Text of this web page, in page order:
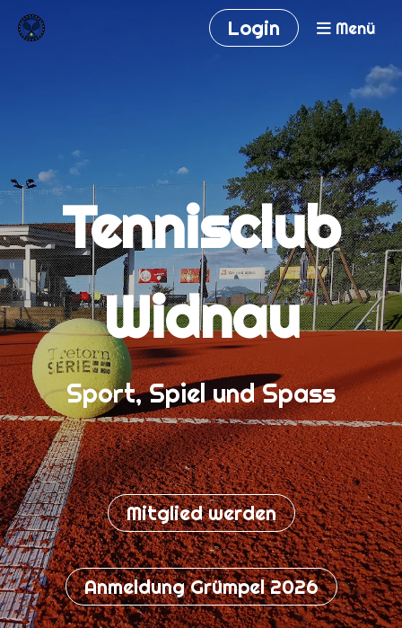
Login Menü
Tennisclub
Widnau
Sport, Spiel und Spass
Mitglied werden
Anmeldung Grümpel 2026